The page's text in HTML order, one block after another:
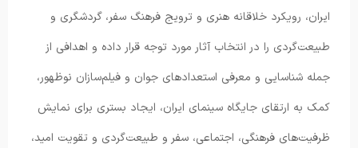
ایران، رویکرد خلاقانه هنری و ترویج فرهنگ سفر، گردشگری و
طبیعت‌گردی را در انتخاب آثار مورد توجه قرار داده و اهدافی از
جمله شناسایی و معرفی استعدادهای جوان و فیلم‌سازان نوظهور،
کمک به ارتقای جایگاه سینمای ایران، ایجاد بستری برای نمایش
ظرفیت‌های فرهنگی، اجتماعی، سفر و طبیعت‌گردی و تقویت امید،